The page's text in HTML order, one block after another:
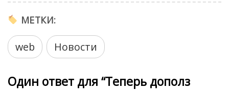
МЕТКИ:
web Новости
Один ответ для “Теперь дополз